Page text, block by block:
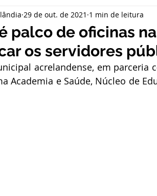
Cultura e Lazer Educação
e Governo Expoacrelandia
palco de oficinas
os servidores
29 de out. de 2021 1 min de leitura
acrelandense, em parceria
Academia e Saúde, Núcleo de